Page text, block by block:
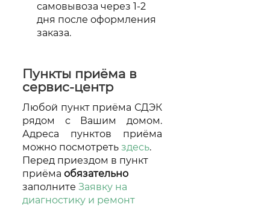
самовывоза через 1-2
дня после оформления
заказа.
Пункты приёма в
сервис-центр
Любой пункт приёма СДЭК
рядом с Вашим домом.
Адреса пунктов приёма
можно посмотреть здесь.
Перед приездом в пункт
приёма обязательно
заполните Заявку на
диагностику и ремонт